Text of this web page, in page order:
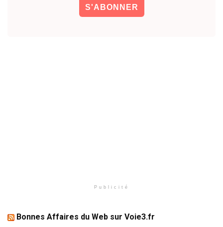
Publicité
Bonnes Affaires du Web sur Voie3.fr